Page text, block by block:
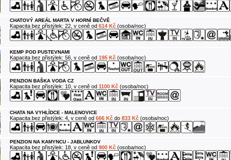
CHATOVÝ AREÁL MARTA V HORNÍ BEČVĚ
Kapacita bez přistýlek: 22, v ceně od 614 Kč(osoba/noc)
KEMP POD PUSTEVNAMI
Kapacita bez přistýlek: 56, v ceně od 195 Kč(osoba/noc)
PENZION BAŠKA VODA CZ
Kapacita bez přistýlek: 10, v ceně od 1100 Kč(osoba/noc)
CHATA NA VYHLÍDCE - MALENOVICE
Kapacita bez přistýlek: 4, v ceně od 666 Kčdo 833 Kč(osoba/noc)
PENZION NA KAMYNCU - JABLUNKOV
Kapacita bez přistýlek: 18, v ceně od 900 Kč(osoba/noc)